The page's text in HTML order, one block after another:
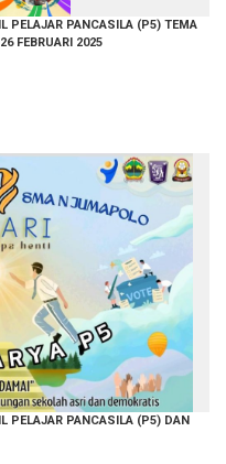
PELAJAR PANCASILA (P5) TEMA
FEBRUARI 2025
PELAJAR PANCASILA (P5) DAN